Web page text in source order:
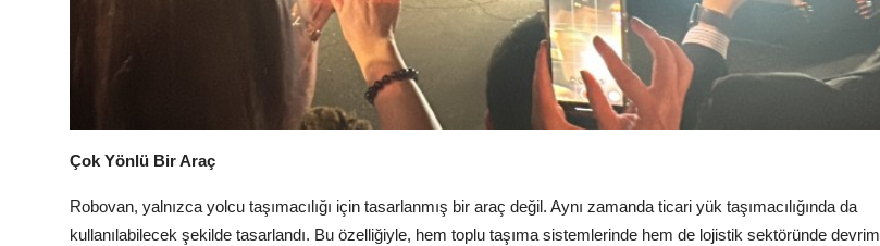
Çok Yönlü Bir Araç
Robovan, yalnızca yolcu taşımacılığı için tasarlanmış bir araç değil. Aynı zamanda ticari yük taşımacılığında da
kullanılabilecek şekilde tasarlandı. Bu özelliğiyle, hem toplu taşıma sistemlerinde hem de lojistik sektöründe devrim